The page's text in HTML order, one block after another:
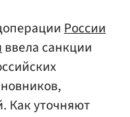
России
ввела санкции
Как уточняют